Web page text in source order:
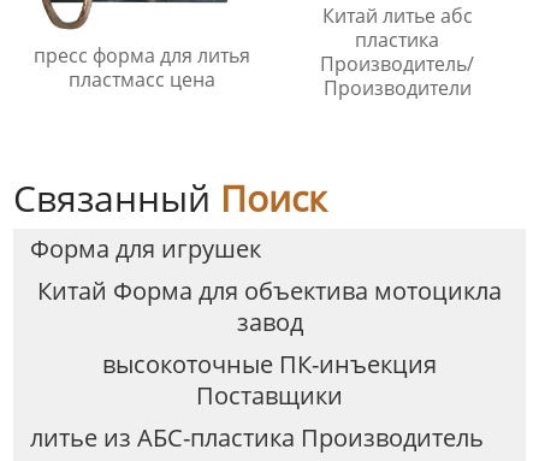
пресс форма для литья
пластмасс цена
Китай литье абс
пластика
Производитель/
Производители
Связанный Поиск
Форма для игрушек
Китай Форма для объектива мотоцикла
завод
высокоточные ПК-инъекция
Поставщики
литье из АБС-пластика Производитель